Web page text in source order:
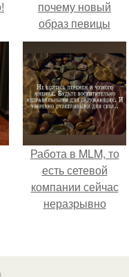
почему новый
образ певицы
вызвал споры о
гранях
возможного?
Работа в MLM, то
есть сетевой
компании сейчас
неразрывно
своей страницы в